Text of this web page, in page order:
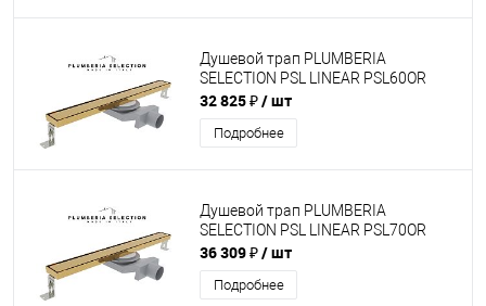
Душевой трап PLUMBERIA
SELECTION PSL LINEAR PSL60OR
32 825 ₽/ шт
Подробнее
Душевой трап PLUMBERIA
SELECTION PSL LINEAR PSL70OR
36 309 ₽/ шт
Подробнее